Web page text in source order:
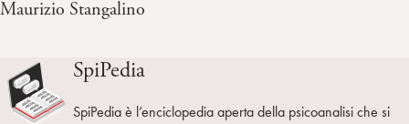
Maurizio Stangalino
SpiPedia
SpiPedia è l’enciclopedia aperta della psicoanalisi che si